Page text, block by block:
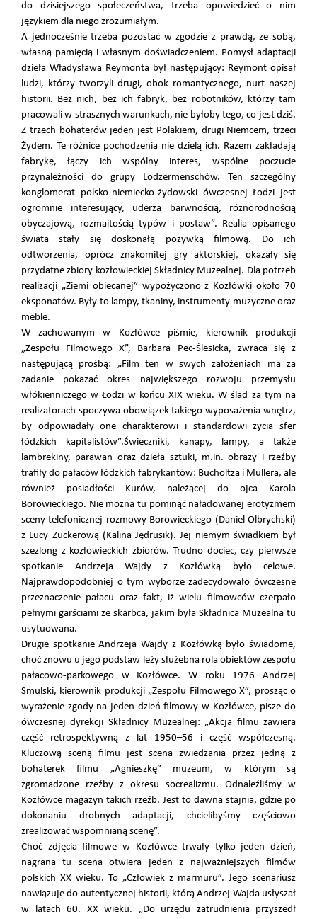
do dzisiejszego społeczeństwa, trzeba opowiedzieć o nim
językiem dla niego zrozumiałym.
A jednocześnie trzeba pozostać w zgodzie z prawdą, ze sobą,
własną pamięcią i własnym doświadczeniem. Pomysł adaptacji
dzieła Władysława Reymonta był następujący: Reymont opisał
ludzi, którzy tworzyli drugi, obok romantycznego, nurt naszej
historii. Bez nich, bez ich fabryk, bez robotników, którzy tam
pracowali w strasznych warunkach, nie byłoby tego, co jest dziś.
Z trzech bohaterów jeden jest Polakiem, drugi Niemcem, trzeci
Żydem. Te różnice pochodzenia nie dzielą ich. Razem zakładają
fabrykę, łączy ich wspólny interes, wspólne poczucie
przynależności do grupy Lodzermenschów. Ten szczególny
konglomerat polsko-niemiecko-żydowski ówczesnej Łodzi jest
ogromnie interesujący, uderza barwnością, różnorodnością
obyczajową, rozmaitością typów i postaw”. Realia opisanego
świata stały się doskonałą pożywką filmową. Do ich
odtworzenia, oprócz znakomitej gry aktorskiej, okazały się
przydatne zbiory kozłowieckiej Składnicy Muzealnej. Dla potrzeb
realizacji „Ziemi obiecanej” wypożyczono z Kozłówki około 70
eksponatów. Były to lampy, tkaniny, instrumenty muzyczne oraz
meble.
W zachowanym w Kozłówce piśmie, kierownik produkcji
„Zespołu Filmowego X”, Barbara Pec-Ślesicka, zwraca się z
następującą prośbą: „Film ten w swych założeniach ma za
zadanie pokazać okres największego rozwoju przemysłu
włókienniczego w Łodzi w końcu XIX wieku. W ślad za tym na
realizatorach spoczywa obowiązek takiego wyposażenia wnętrz,
by odpowiadały one charakterowi i standardowi życia sfer
łódzkich kapitalistów”.Świeczniki, kanapy, lampy, a także
lambrekiny, parawan oraz dzieła sztuki, m.in. obrazy i rzeźby
trafiły do pałaców łódzkich fabrykantów: Bucholtza i Mullera, ale
również posiadłości Kurów, należącej do ojca Karola
Borowieckiego. Nie można tu pominąć naładowanej erotyzmem
sceny telefonicznej rozmowy Borowieckiego (Daniel Olbrychski)
z Lucy Zuckerową (Kalina Jędrusik). Jej niemym świadkiem był
szezlong z kozłowieckich zbiorów. Trudno dociec, czy pierwsze
spotkanie Andrzeja Wajdy z Kozłówką było celowe.
Najprawdopodobniej o tym wyborze zadecydowało ówczesne
przeznaczenie pałacu oraz fakt, iż wielu filmowców czerpało
pełnymi garściami ze skarbca, jakim była Składnica Muzealna tu
usytuowana.
Drugie spotkanie Andrzeja Wajdy z Kozłówką było świadome,
choć znowu u jego podstaw leży służebna rola obiektów zespołu
pałacowo-parkowego w Kozłówce. W roku 1976 Andrzej
Smulski, kierownik produkcji „Zespołu Filmowego X”, prosząc o
wyrażenie zgody na jeden dzień filmowy w Kozłówce, pisze do
ówczesnej dyrekcji Składnicy Muzealnej: „Akcja filmu zawiera
część retrospektywną z lat 1950–56 i część współczesną.
Kluczową sceną filmu jest scena zwiedzania przez jedną z
bohaterek filmu „Agnieszkę” muzeum, w którym są
zgromadzone rzeźby z okresu socrealizmu. Odnaleźliśmy w
Kozłówce magazyn takich rzeźb. Jest to dawna stajnia, gdzie po
dokonaniu drobnych adaptacji, chcielibyśmy częściowo
zrealizować wspomnianą scenę”.
Choć zdjęcia filmowe w Kozłówce trwały tylko jeden dzień,
nagrana tu scena otwiera jeden z najważniejszych filmów
polskich XX wieku. To „Człowiek z marmuru”. Jego scenariusz
nawiązuje do autentycznej historii, którą Andrzej Wajda usłyszał
w latach 60. XX wieku. „Do urzędu zatrudnienia przyszedł